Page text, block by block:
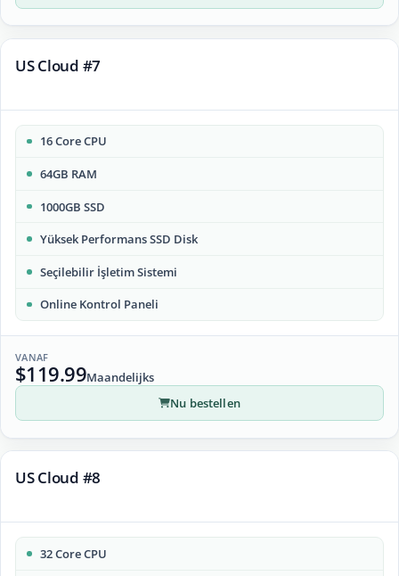
US Cloud #7
16 Core CPU
64GB RAM
1000GB SSD
Yüksek Performans SSD Disk
Seçilebilir İşletim Sistemi
Online Kontrol Paneli
VANAF
$119.99Maandelijks
Nu bestellen
US Cloud #8
32 Core CPU